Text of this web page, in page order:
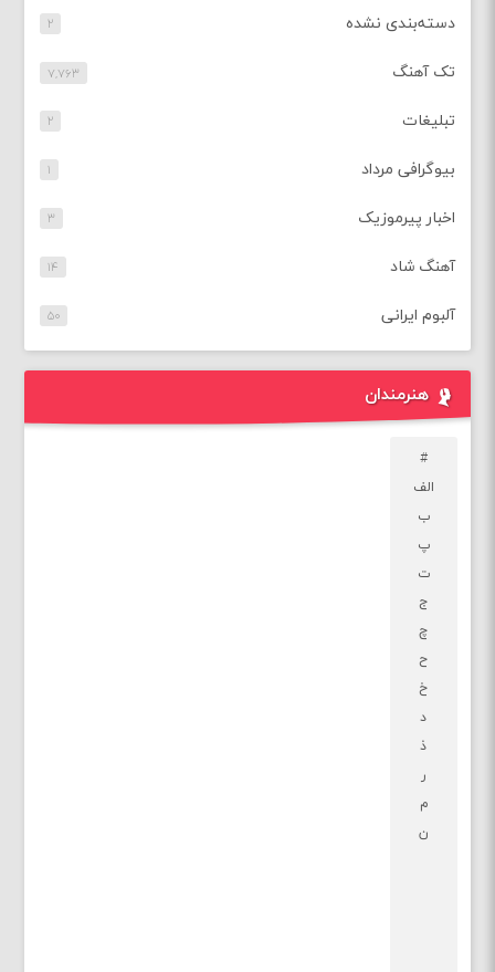
دسته‌بندی نشده ۲
تک آهنگ ۷,۷۶۳
تبلیغات ۲
بیوگرافی مرداد ۱
اخبار پیرموزیک ۳
آهنگ شاد ۱۴
آلبوم ایرانی ۵۰
هنرمندان
#
الف
ب
پ
ت
ج
چ
ح
خ
د
ذ
ر
م
ن